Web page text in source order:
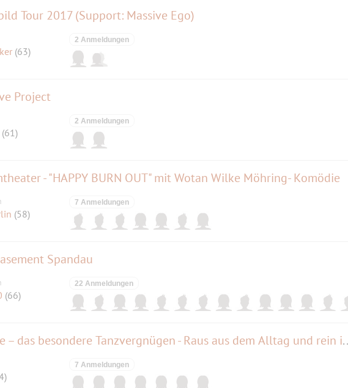
Tour 2017 (Support: Massive Ego)
(63)
2 Anmeldungen
Project
(61)
2 Anmeldungen
- "HAPPY BURN OUT" mit Wotan Wilke Möhring- Komödie
(58)
7 Anmeldungen
Spandau
(66)
22 Anmeldungen
Die Kalkscheune – das
7 Anmeldungen